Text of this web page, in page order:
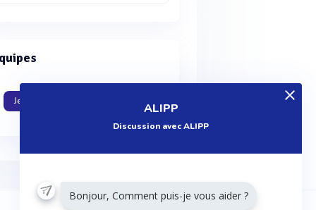
ALIPP
Discussion avec ALIPP
Bonjour, Comment puis-je vous aider ?
Je travaille dans cette entreprise